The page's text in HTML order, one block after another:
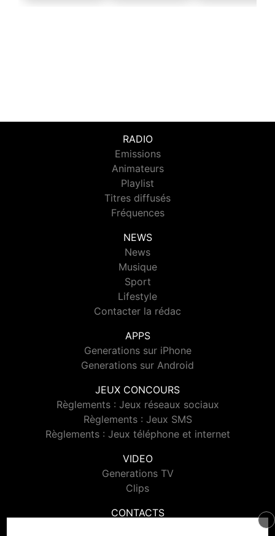
RADIO
Emissions
Animateurs
Playlist
Titres diffusés
Fréquences
NEWS
News
Musique
Sport
Lifestyle
Contacter la rédac
APPS
Generations sur iPhone
Generations sur Android
JEUX CONCOURS
Règlements : Jeux réseaux sociaux
Règlements : Jeux SMS
Règlements : Jeux téléphone et internet
VIDEO
Generations TV
Clips
CONTACTS